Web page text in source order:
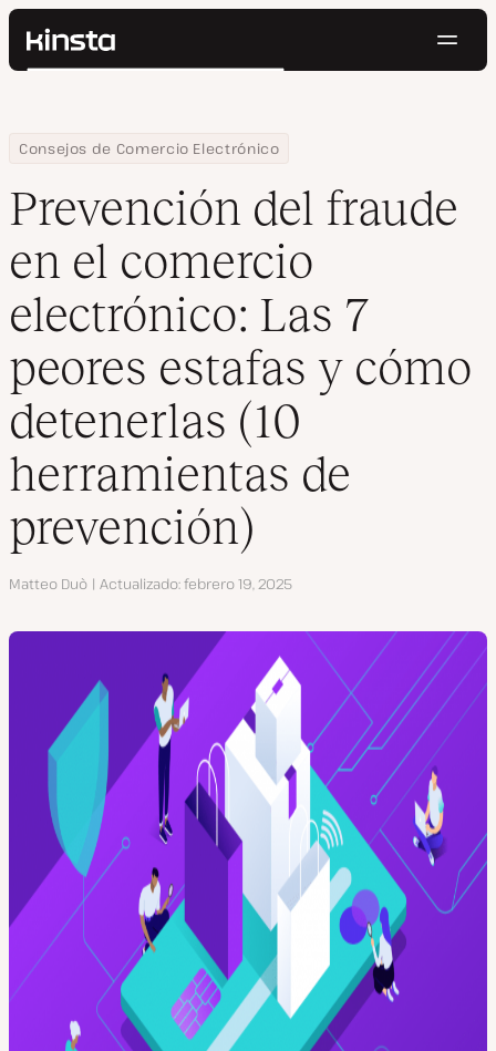
Kinsta®
Precios
Contacto
Buscar
Home
Centro de Recursos
Blog
Consejos de Comercio Electrónico
Prevención del fraude en el comercio electrónico: Las 7
Prevención del fraude
en el comercio
electrónico: Las 7
peores estafas y cómo
detenerlas (10
herramientas de
prevención)
Autor
Matteo Duò Actualizado febrero 19, 2025